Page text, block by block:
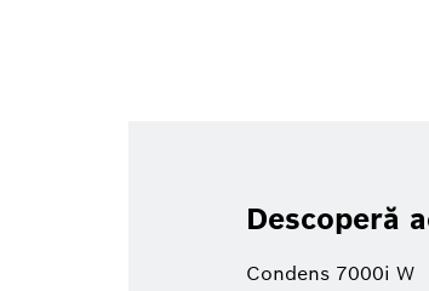
Descoperă
Condens 7000i W